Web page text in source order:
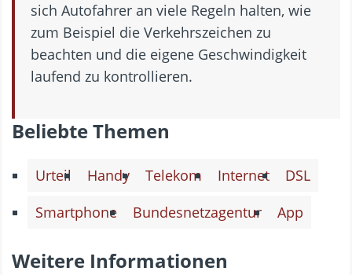
sich Autofahrer an viele Regeln halten, wie
zum Beispiel die Verkehrszeichen zu
beachten und die eigene Geschwindigkeit
laufend zu kontrollieren.
Beliebte Themen
Urteil Handy Telekom Internet
DSL
Smartphone
Bundesnetzagentur App
Weitere Informationen